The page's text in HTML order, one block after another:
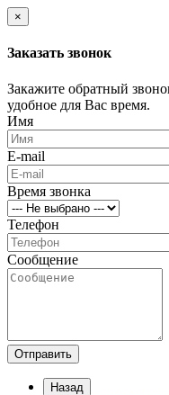
×
Заказать звонок
Закажите обратный
удобное для Вас время.
Имя
E-mail
Время звонка
Телефон
Сообщение
Отправить
Назад